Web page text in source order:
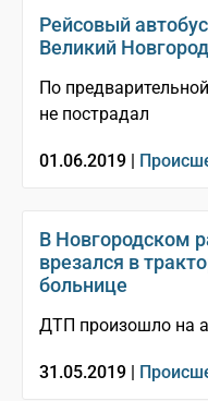
Рейсовый
Великий
По
не пострадал
01.06.2019 |
В Новгородском
врезался в
больнице
ДТП произошло на
31.05.2019 |